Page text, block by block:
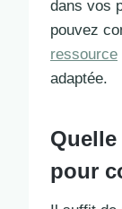
dans vos
pouvez
ressource
adaptée.
pour